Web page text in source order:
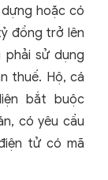
hoặc có
đồng trở lên
phải sử dụng
thuế. Hộ, cá
bắt buộc
có yêu cầu
tử có mã